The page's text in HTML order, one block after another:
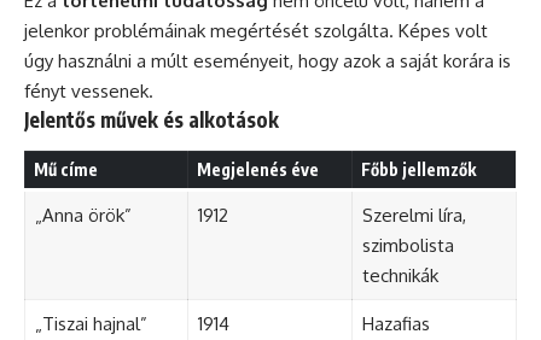
jelenkor problémáinak megértését szolgálta. Képes volt
úgy használni a múlt eseményeit, hogy azok a saját korára is
fényt vessenek.
Jelentős művek és alkotások
Mű címe Megjelenés éve Főbb jellemzők
„Anna örök” 1912
Szerelmi líra,
szimbolista
technikák
„Tiszai hajnal” 1914
Hazafias